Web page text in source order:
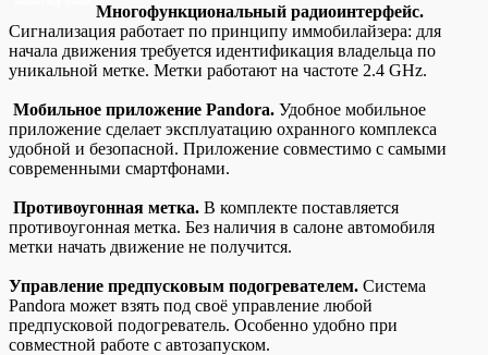
Многофункциональный радиоинтерфейс.
Сигнализация работает по принципу иммобилайзера: для
начала движения требуется идентификация владельца по
уникальной метке. Метки работают на частоте 2.4 GHz.
Мобильное приложение Pandora. Удобное мобильное
приложение сделает эксплуатацию охранного комплекса
удобной и безопасной. Приложение совместимо с самыми
современными смартфонами.
Противоугонная метка. В комплекте поставляется
противоугонная метка. Без наличия в салоне автомобиля
метки начать движение не получится.
Управление предпусковым подогревателем. Система
Pandora может взять под своё управление любой
предпусковой подогреватель. Особенно удобно при
совместной работе с автозапуском.